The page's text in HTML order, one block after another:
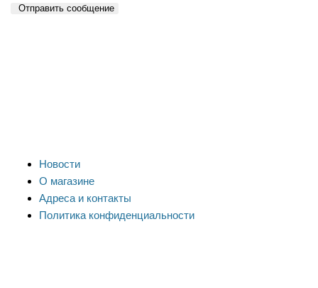
Отправить сообщение
Новости
О магазине
Адреса и контакты
Политика конфиденциальности